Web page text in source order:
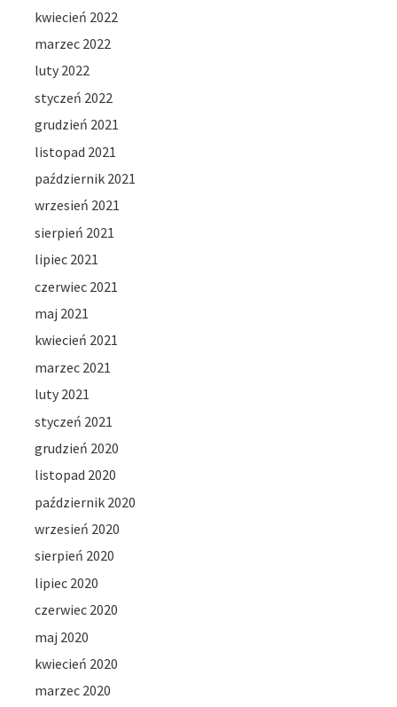
kwiecień 2022
marzec 2022
luty 2022
styczeń 2022
grudzień 2021
listopad 2021
październik 2021
wrzesień 2021
sierpień 2021
lipiec 2021
czerwiec 2021
maj 2021
kwiecień 2021
marzec 2021
luty 2021
styczeń 2021
grudzień 2020
listopad 2020
październik 2020
wrzesień 2020
sierpień 2020
lipiec 2020
czerwiec 2020
maj 2020
kwiecień 2020
marzec 2020